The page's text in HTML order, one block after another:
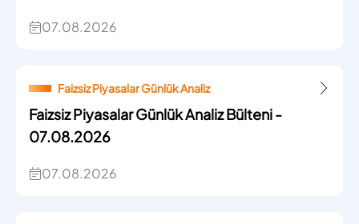
07.08.2026
Faizsiz Piyasalar Günlük Analiz
Faizsiz Piyasalar Günlük Analiz Bülteni -
07.08.2026
07.08.2026